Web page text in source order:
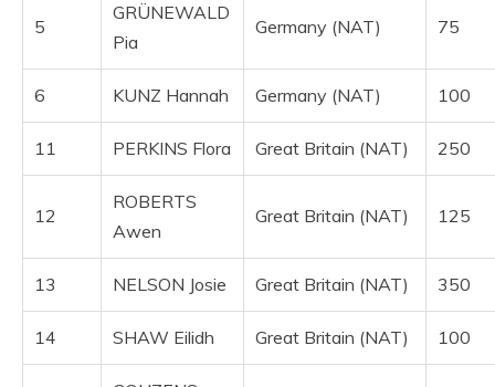
5
GRÜNEWALD
Pia
Germany (NAT) 75
6 KUNZ Hannah Germany (NAT) 100
11 PERKINS Flora Great Britain (NAT) 250
12
ROBERTS
Awen
Great Britain (NAT) 125
13 NELSON Josie Great Britain (NAT) 350
14 SHAW Eilidh Great Britain (NAT) 100